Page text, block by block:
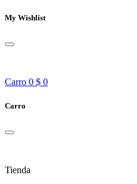
My Wishlist
Carro 0 $ 0
Carro
Tienda